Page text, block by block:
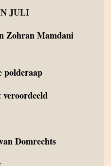
JULI
Zohran Mamdani
polderaap
Domrechts